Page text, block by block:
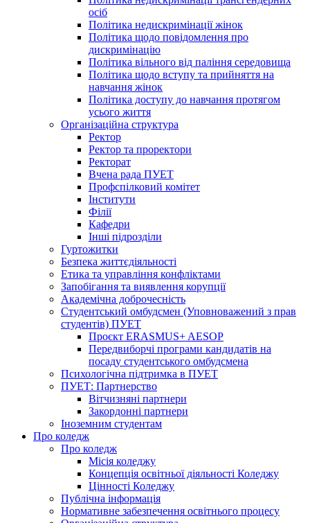
осіб
Політика недискримінації жінок
Політика щодо повідомлення про
дискримінацію
Політика вільного від паління середовища
Політика щодо вступу та прийняття на
навчання жінок
Політика доступу до навчання протягом
усього життя
Організаційна структура
Ректор
Ректор та проректори
Ректорат
Вчена рада ПУЕТ
Профспілковий комітет
Інститути
Філії
Кафедри
Інші підрозділи
Гуртожитки
Безпека життєдіяльності
Етика та управління конфліктами
Запобігання та виявлення корупції
Академічна доброчесність
Студентський омбудсмен (Уповноважений з прав
студентів) ПУЕТ
Проєкт ERASMUS+ AESOP
Передвиборчі програми кандидатів на
посаду студентського омбудсмена
Психологічна підтримка в ПУЕТ
ПУЕТ: Партнерство
Вітчизняні партнери
Закордонні партнери
Іноземним студентам
Про коледж
Про коледж
Місія коледжу
Концепція освітньої діяльності Коледжу
Цінності Коледжу
Публічна інформація
Нормативне забезпечення освітнього процесу